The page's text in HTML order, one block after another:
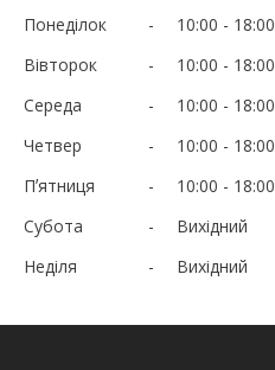
Понеділок 10:00
18:00
Вівторок
10:00
18:00
Середа
10:00
18:00
Четвер
10:00
18:00
Пʼятниця
10:00
18:00
Субота
Вихідний
Неділя
Вихідний